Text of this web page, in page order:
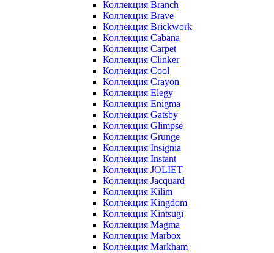
Коллекция Branch
Коллекция Brave
Коллекция Brickwork
Коллекция Cabana
Коллекция Carpet
Коллекция Clinker
Коллекция Cool
Коллекция Crayon
Коллекция Elegy
Коллекция Enigma
Коллекция Gatsby
Коллекция Glimpse
Коллекция Grunge
Коллекция Insignia
Коллекция Instant
Коллекция JOLIET
Коллекция Jacquard
Коллекция Kilim
Коллекция Kingdom
Коллекция Kintsugi
Коллекция Magma
Коллекция Marbox
Коллекция Markham